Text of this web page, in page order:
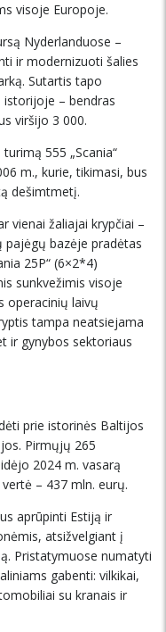
visoje Europoje.
Nyderlanduose –
ir modernizuoti šalies
Sutartis tapo
istorijoje – bendras
viršijo 3 000.
555 „Scania“
m., kurie, tikimasi, bus
dešimtmetį.
vienai žaliajai krypčiai –
pajėgų bazėje pradėtas
25P“ (6×2*4)
sunkvežimis visoje
operacinių laivų
tampa neatsiejama
ir gynybos sektoriaus
prie istorinės Baltijos
Pirmųjų 265
2024 m. vasarą
– 437 mln. eurų.
aprūpinti Estiją ir
atsižvelgiant į
Pristatymuose numatyti
gabenti: vilkikai,
su kranais ir